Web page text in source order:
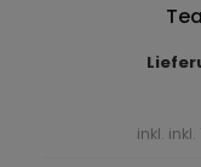
inkl. inkl.